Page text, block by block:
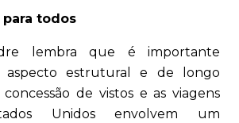
todos
lembra que é importante
aspecto estrutural e de longo
de vistos e as viagens
Unidos envolvem um